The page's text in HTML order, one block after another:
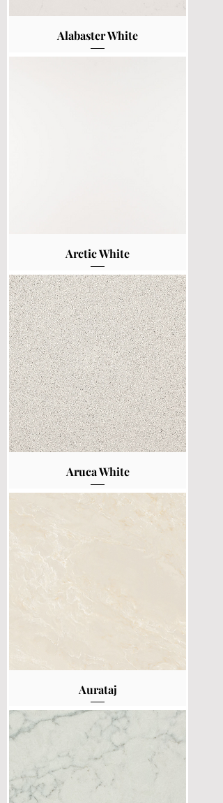
Alabaster White
Arctic White
Aruca White
Aurataj